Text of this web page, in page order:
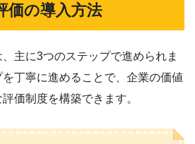
価の導入方法
主に3つのステップで進められま
丁寧に進めることで、企業の価値
価制度を構築できます。